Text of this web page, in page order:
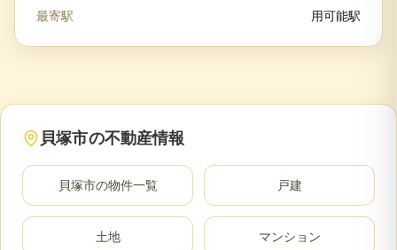
最寄駅
用可能駅
貝塚市の不動産情報
貝塚市の物件一覧 戸建
土地 マンション